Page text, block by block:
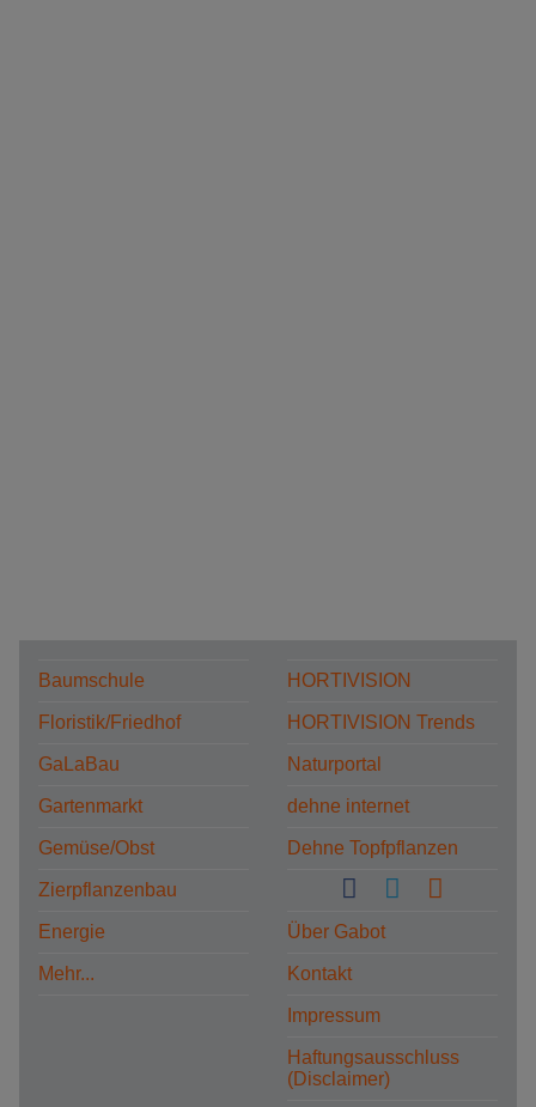
Baumschule
Floristik/Friedhof
GaLaBau
Gartenmarkt
Gemüse/Obst
Zierpflanzenbau
Energie
Mehr...
HORTIVISION
HORTIVISION Trends
Naturportal
dehne internet
Dehne Topfpflanzen
Über Gabot
Kontakt
Impressum
Haftungsausschluss
(Disclaimer)